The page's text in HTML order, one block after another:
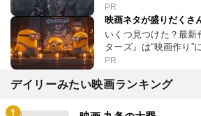
PR
映画ネタが盛りだくさ
いくつ見つけた？最新
ターズ』は“映画作り”
PR
デイリーみたい映画ランキング